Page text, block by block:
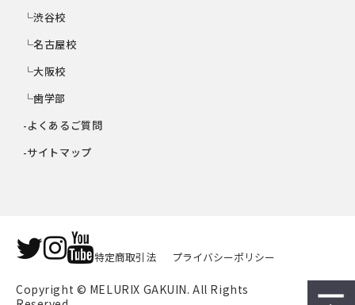
└渋谷校
└名古屋校
└大阪校
└歯学部
-よくあるご質問
-サイトマップ
特定商取引法 プライバシーポリシー
Copyright © MELURIX GAKUIN. All Rights